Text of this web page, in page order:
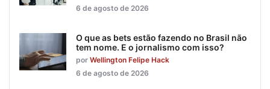
6 de agosto de 2026
O que as bets estão fazendo no Brasil não
tem nome. E o jornalismo com isso?
por Wellington Felipe Hack
6 de agosto de 2026